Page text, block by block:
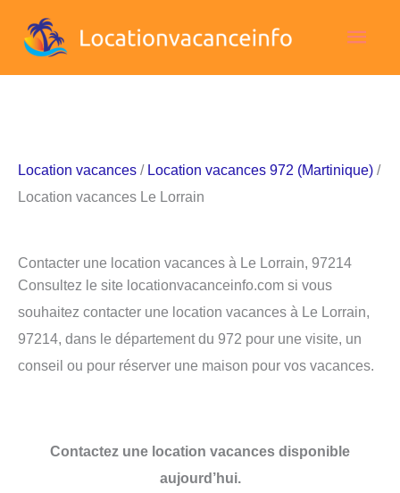
Location vacances / Location vacances 972 (Martinique) /
Location vacances Le Lorrain
Contacter une location vacances à Le Lorrain, 97214
Consultez le site locationvacanceinfo.com si vous
souhaitez contacter une location vacances à Le Lorrain,
97214, dans le département du 972 pour une visite, un
conseil ou pour réserver une maison pour vos vacances.
Contactez une location vacances disponible
aujourd’hui.